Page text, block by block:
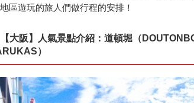
區遊玩的旅人們做行程的安排！
大阪】人氣景點介紹：道頓堀（
）